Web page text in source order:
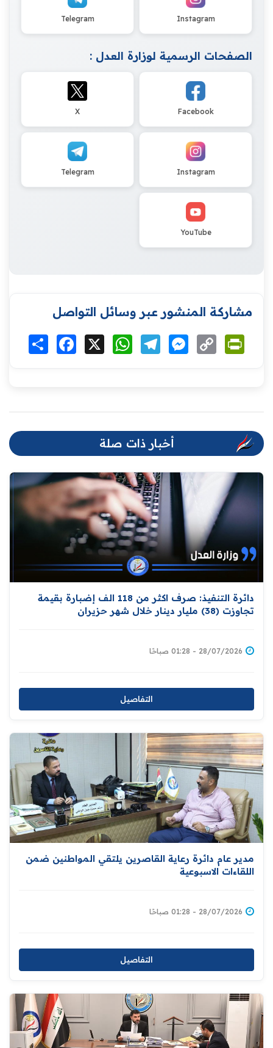
Instagram
Telegram
الصفحات الرسمية لوزارة العدل :
Facebook
X
Instagram
Telegram
YouTube
مشاركة المنشور عبر وسائل التواصل
انشر Facebook WhatsAppTelegramMessenger
Copy
Link
أخبار ذات صلة
دائرة التنفيذ: صرف اكثر من 118 الف إضبارة بقيمة
تجاوزت (38) مليار دينار خلال شهر حزيران
28/07/2026 - 01:28 صباحًا
التفاصيل
مدير عام دائرة رعاية القاصرين يلتقي المواطنين ضمن
اللقاءات الاسبوعية
28/07/2026 - 01:28 صباحًا
التفاصيل